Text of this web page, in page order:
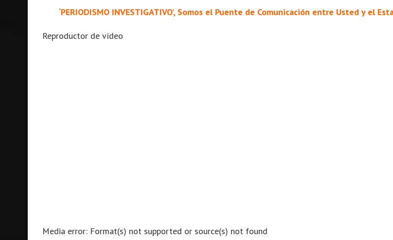
‘PERIODISMO INVESTIGATIVO’, Somos el Puente de Comunicación entre Usted y el
Reproductor de vídeo
Media error: Format(s) not supported or source(s) not found